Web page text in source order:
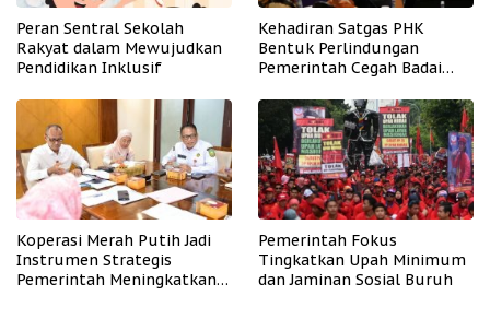
Peran Sentral Sekolah
Rakyat dalam Mewujudkan
Pendidikan Inklusif
Kehadiran Satgas PHK
Bentuk Perlindungan
Pemerintah Cegah Badai
Koperasi Merah Putih Jadi
Instrumen Strategis
Pemerintah Meningkatkan
Pemerintah Fokus
Tingkatkan Upah Minimum
dan Jaminan Sosial Buruh